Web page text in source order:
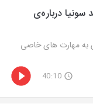
سونیا درباره‌ی
به مهارت های خاصی
40:10